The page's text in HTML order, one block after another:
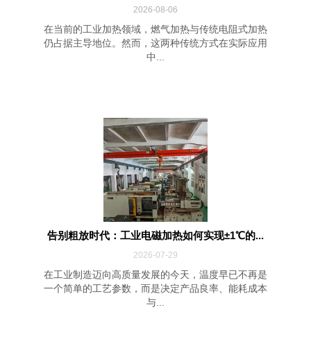
2026-08-06
在当前的工业加热领域，燃气加热与传统电阻式加热
仍占据主导地位。然而，这两种传统方式在实际应用
中...
告别粗放时代：工业电磁加热如何实现±1℃的...
2026-07-29
在工业制造迈向高质量发展的今天，温度早已不再是
一个简单的工艺参数，而是决定产品良率、能耗成本
与...